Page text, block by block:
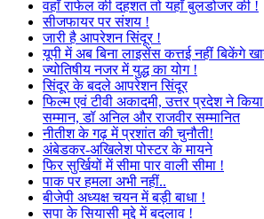
वहाँ राफेल की दहशत तो यहाँ बुलडोजर की !
सीजफायर पर संशय !
जारी है आपरेशन सिंदूर !
यूपी में अब बिना लाइसेंस कत्तई नहीं बिकेंगे
ज्योतिषीय नजर में युद्ध का योग !
सिंदूर के बदले आपरेशन सिंदूर
फिल्म एवं टीवी अकादमी, उत्तर प्रदेश ने
सम्मान, डॉ अनिल और राजवीर सम्मानित
नीतीश के गढ़ में प्रशांत की चुनौती!
अंबेडकर-अखिलेश पोस्टर के मायने
फिर सुर्खियों में सीमा पार वाली सीमा !
पाक पर हमला अभी नहीं..
बीजेपी अध्यक्ष चयन में बड़ी बाधा !
सपा के सियासी मुद्दे में बदलाव !